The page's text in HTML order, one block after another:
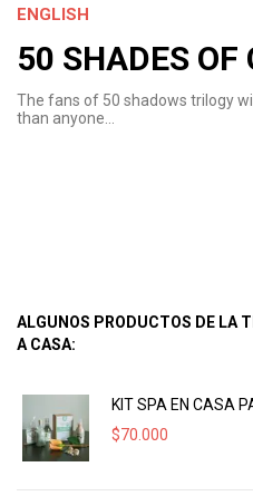
ENGLISH
50 SHADES OF
The fans of 50 shadows trilogy
than anyone…
ALGUNOS PRODUCTOS DE LA
A CASA:
KIT SPA EN CASA
$70.000